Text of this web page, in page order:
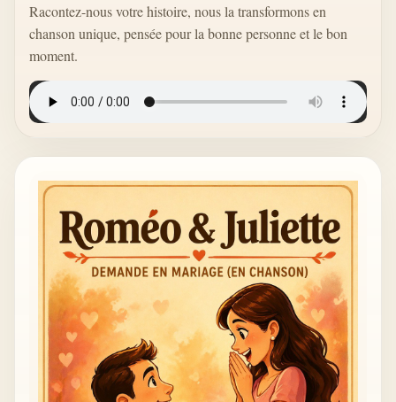
Racontez-nous votre histoire, nous la transformons en
chanson unique, pensée pour la bonne personne et le bon
moment.